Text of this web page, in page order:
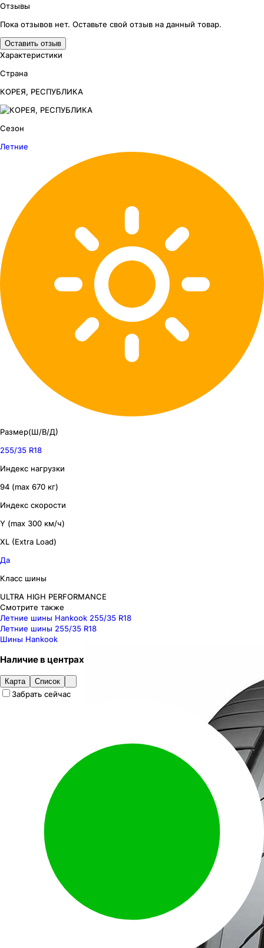
Отзывы
Пока отзывов нет. Оставьте свой отзыв на данный товар.
Оставить отзыв
Характеристики
Страна
КОРЕЯ, РЕСПУБЛИКА
Сезон
Летние
Размер(Ш/В/Д)
255/35 R18
Индекс нагрузки
94 (max 670 кг)
Индекс скорости
Y (max 300 км/ч)
XL (Extra Load)
Да
Класс шины
ULTRA HIGH PERFORMANCE
Смотрите также
Летние шины Hankook 255/35 R18
Летние шины 255/35 R18
Шины Hankook
Наличиев центрах
Карта Список
Забрать сейчас